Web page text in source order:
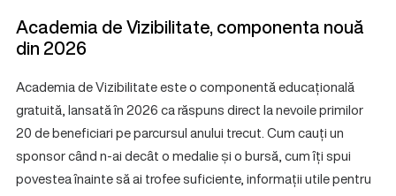
Academia de Vizibilitate, componenta nouă
din 2026
Academia de Vizibilitate este o componentă educațională
gratuită, lansată în 2026 ca răspuns direct la nevoile primilor
20 de beneficiari pe parcursul anului trecut. Cum cauți un
sponsor când n-ai decât o medalie și o bursă, cum îți spui
povestea înainte să ai trofee suficiente, informații utile pentru